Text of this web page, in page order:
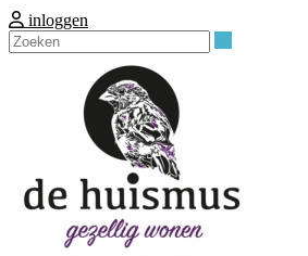
inloggen